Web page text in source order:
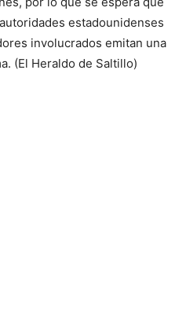
estadounidenses
involucrados emitan una
(El Heraldo de Saltillo)